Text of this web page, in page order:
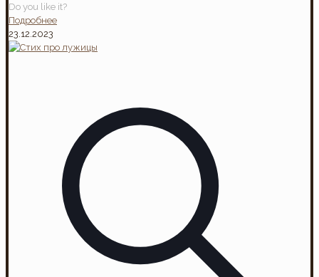
Do you like it?
Подробнее
23.12.2023